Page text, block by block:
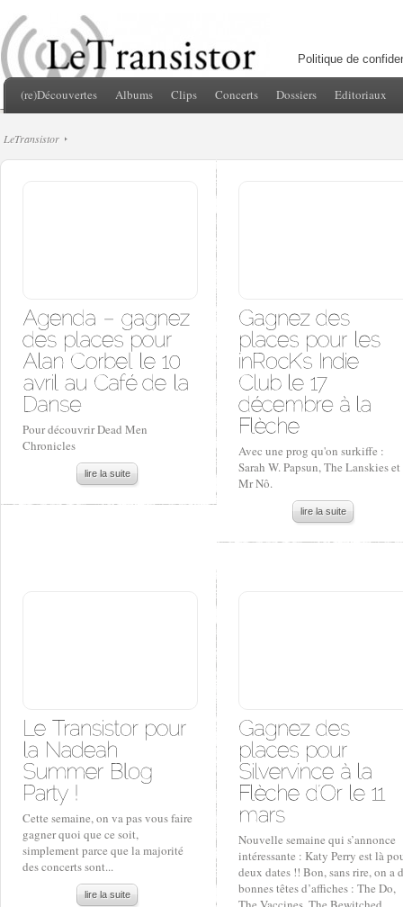
Politique de
(re)Découvertes Albums Clips Concerts Dossiers Editoriaux
LeTransistor
Pour découvrir Dead Men
Chronicles
lire la suite
Avec une prog qu'on surkiffe :
Sarah W. Papsun, The Lanskies et
Mr Nô.
lire la suite
Cette semaine, on va pas vous faire
gagner quoi que ce soit,
simplement parce que la majorité
des concerts sont...
lire la suite
Nouvelle semaine qui s’annonce
intéressante : Katy Perry est là
deux dates !! Bon, sans rire, on a
bonnes têtes d’affiches : The Do,